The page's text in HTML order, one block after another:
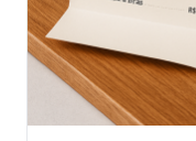
do
produto